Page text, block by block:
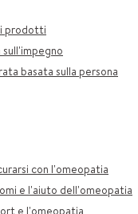
prodotti
basata sulla persona
con l'omeopatia
e l'aiuto dell'omeopatia